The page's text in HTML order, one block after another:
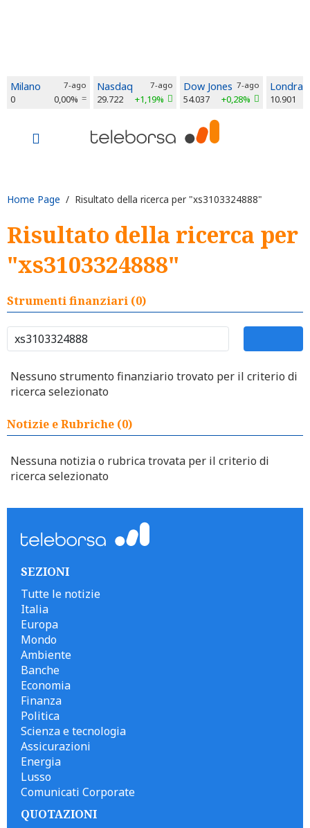
Milano 7-ago
0 0,00%
Nasdaq 7-ago
29.722 +1,19%
Dow Jones 7-ago
54.037 +0,28%
Londra
10.901
Home Page / Risultato della ricerca per "xs3103324888"
Risultato della ricerca per
"xs3103324888"
Strumenti finanziari (0)
Nessuno strumento finanziario trovato per il criterio di
ricerca selezionato
Notizie e Rubriche (0)
Nessuna notizia o rubrica trovata per il criterio di
ricerca selezionato
SEZIONI
Tutte le notizie
Italia
Europa
Mondo
Ambiente
Banche
Economia
Finanza
Politica
Scienza e tecnologia
Assicurazioni
Energia
Lusso
Comunicati Corporate
QUOTAZIONI